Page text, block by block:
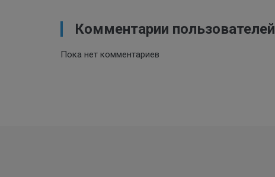
Комментарии пользователей
Пока нет комментариев